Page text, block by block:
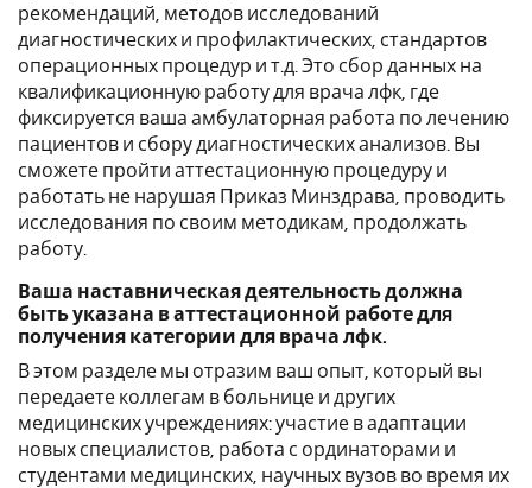
рекомендаций, методов исследований
диагностических и профилактических, стандартов
операционных процедур и т.д. Это сбор данных на
квалификационную работу для врача лфк, где
фиксируется ваша амбулаторная работа по лечению
пациентов и сбору диагностических анализов. Вы
сможете пройти аттестационную процедуру и
работать не нарушая Приказ Минздрава, проводить
исследования по своим методикам, продолжать
работу.
Ваша наставническая деятельность должна
быть указана в аттестационной работе для
получения категории для врача лфк.
В этом разделе мы отразим ваш опыт, который вы
передаете коллегам в больнице и других
медицинских учреждениях: участие в адаптации
новых специалистов, работа с ординаторами и
студентами медицинских, научных вузов во время их